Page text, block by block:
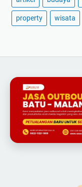
property wisata